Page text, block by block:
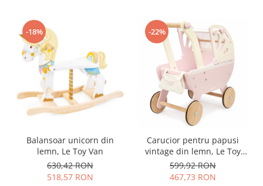
-18%
Balansoar unicorn din
lemn, Le Toy Van
630,42 RON
518,57 RON
-22%
Carucior pentru papusi
vintage din lemn, Le Toy
Van
599,92 RON
467,73 RON